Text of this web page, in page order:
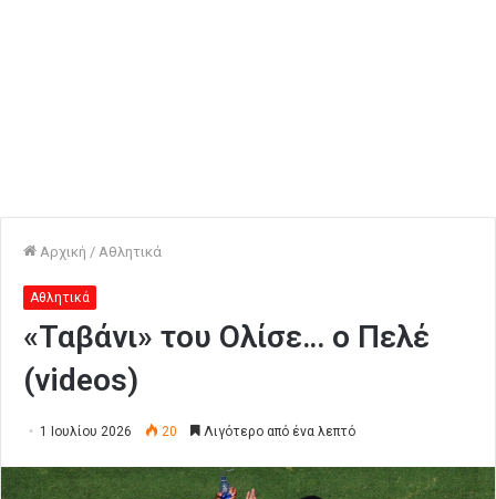
Αρχική / Αθλητικά
Αθλητικά
«Ταβάνι» του Ολίσε… ο Πελέ
(videos)
1 Ιουλίου 2026 20 Λιγότερο από ένα λεπτό